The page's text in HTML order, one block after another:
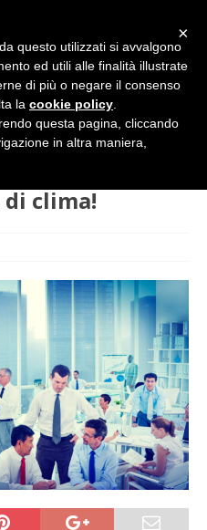
E’ solo questione di clima!
di clima!
×
questo utilizzati si avvalgono
ed utili alle finalità illustrate
di più o negare il consenso
la cookie policy
questa pagina, cliccando
in altra maniera,